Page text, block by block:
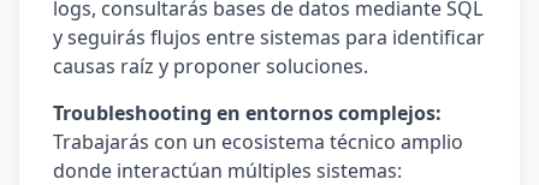
logs, consultarás bases de datos mediante SQL
y seguirás flujos entre sistemas para identificar
causas raíz y proponer soluciones.
Troubleshooting en entornos complejos:
Trabajarás con un ecosistema técnico amplio
donde interactúan múltiples sistemas: